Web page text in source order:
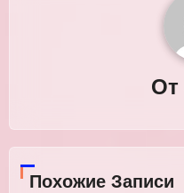
От
Похожие Записи